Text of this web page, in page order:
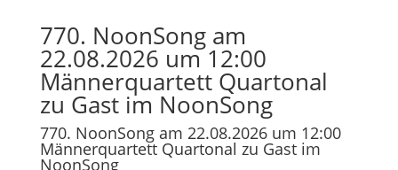
770. NoonSong am
22.08.2026 um 12:00
Männerquartett Quartonal
zu Gast im NoonSong
770. NoonSong am 22.08.2026 um 12:00
Männerquartett Quartonal zu Gast im
NoonSong